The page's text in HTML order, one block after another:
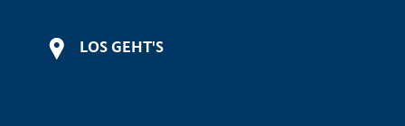
LOS GEHT'S